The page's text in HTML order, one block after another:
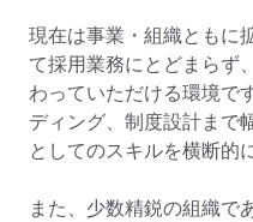
現在は事業・組織ともに
て採用業務にとどまらず
わっていただける環境で
ディング、制度設計まで
としてのスキルを横断的
また、少数精鋭の組織で